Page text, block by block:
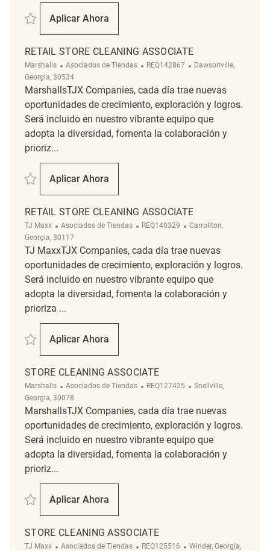
Salvar Retail Store Cleaning Associate REQ124897
Aplicar Ahora
Retail Store Cleaning Associate
RETAIL STORE CLEANING ASSOCIATE
Marshalls Categoría
Asociados de Tiendas ReqId
REQ142867 Ubicación
Dawsonville,
Georgia, 30534
MarshallsTJX Companies, cada día trae nuevas
oportunidades de crecimiento, exploración y logros.
Será incluido en nuestro vibrante equipo que
adopta la diversidad, fomenta la colaboración y
prioriz...
Salvar Retail Store Cleaning Associate REQ142867
Aplicar Ahora
Retail Store Cleaning Associate
RETAIL STORE CLEANING ASSOCIATE
TJ Maxx Categoría
Asociados de Tiendas ReqId
REQ140329 Ubicación
Carrollton,
Georgia, 30117
TJ MaxxTJX Companies, cada día trae nuevas
oportunidades de crecimiento, exploración y logros.
Será incluido en nuestro vibrante equipo que
adopta la diversidad, fomenta la colaboración y
prioriza ...
Salvar Retail Store Cleaning Associate REQ140329
Aplicar Ahora
Retail Store Cleaning Associate
STORE CLEANING ASSOCIATE
Marshalls Categoría
Asociados de Tiendas ReqId
REQ127425 Ubicación
Snellville,
Georgia, 30078
MarshallsTJX Companies, cada día trae nuevas
oportunidades de crecimiento, exploración y logros.
Será incluido en nuestro vibrante equipo que
adopta la diversidad, fomenta la colaboración y
prioriz...
Salvar Store Cleaning Associate REQ127425
Aplicar Ahora
Store Cleaning Associate
STORE CLEANING ASSOCIATE
TJ Maxx Categoría
Asociados de Tiendas ReqId
REQ125516 Ubicación
Winder, Georgia,